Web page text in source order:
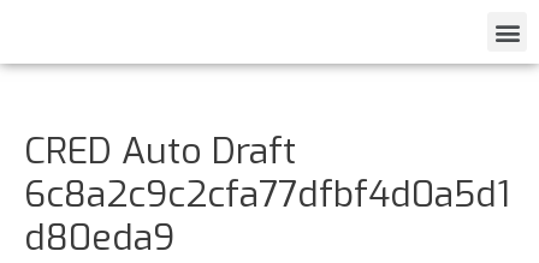
CRED Auto Draft
6c8a2c9c2cfa77dfbf4d0a5d1
d80eda9